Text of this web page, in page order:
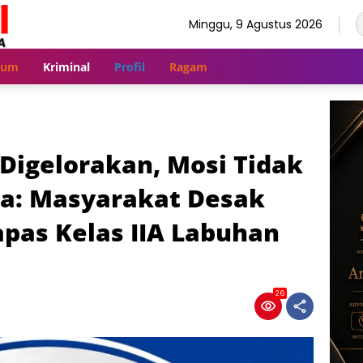
Minggu, 9 Agustus 2026
Kriminal Profil Ragam
Mosi Tidak
Masyarakat Desak
Kelas IIA Labuhan
26